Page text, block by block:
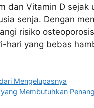
dan Vitamin D sejak
senja. Dengan
risiko
hari yang bebas
Mengelupasnya
Membutuhkan